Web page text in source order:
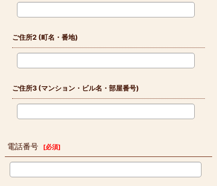
ご住所2 (町名・番地)
ご住所3 (マンション・ビル名・部屋番号)
電話番号 [必須]